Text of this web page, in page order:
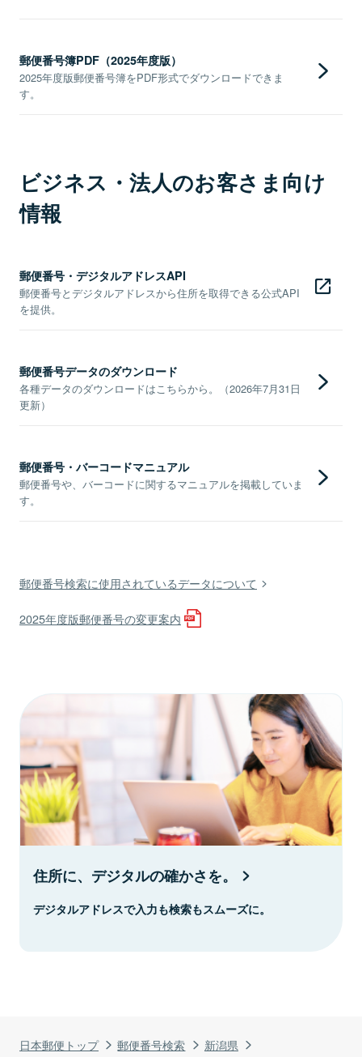
日本郵便トップ 郵便番号検索
新潟県
郵便番号簿PDF（2025年度版）
2025年度版郵便番号簿をPDF形式でダウンロードできま
す。
ビジネス・法人のお客さま向け
情報
郵便番号・デジタルアドレスAPI
郵便番号とデジタルアドレスから住所を取得できる公式API
を提供。
郵便番号データのダウンロード
各種データのダウンロードはこちらから。（2026年7月31日
更新）
郵便番号・バーコードマニュアル
郵便番号や、バーコードに関するマニュアルを掲載していま
す。
郵便番号検索に使用されているデータについて
2025年度版郵便番号の変更案内
住所に、デジタルの確かさを。
デジタルアドレスで入力も検索もスムーズに。